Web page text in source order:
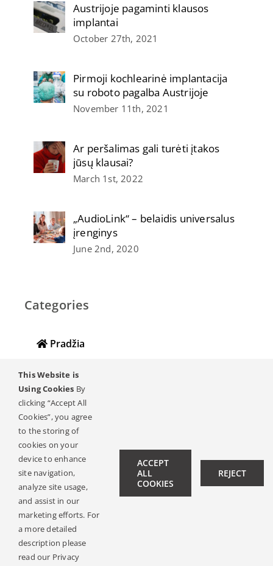
Austrijoje pagaminti klausos
implantai
October 27th, 2021
Pirmoji kochlearinė implantacija
su roboto pagalba Austrijoje
November 11th, 2021
Ar peršalimas gali turėti įtakos
jūsų klausai?
March 1st, 2022
„AudioLink“ – belaidis universalus
įrenginys
June 2nd, 2020
Categories
Pradžia
Klausa & klausos praradimas
Klausos implantų žurnalas
Klausos Ambasadoriai
Susisiekti
© Copyright 2019 -
| Design:
This Website is
Using Cookies By
clicking “Accept All
Cookies”, you agree
to the storing of
cookies on your
device to enhance
site navigation,
analyze site usage,
and assist in our
marketing efforts. For
a more detailed
description please
read our Privacy
ACCEPT
ALL
COOKIES
REJECT